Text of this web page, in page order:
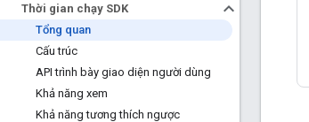
Thời gian chạy SDK
Tổng quan
Cấu trúc
API trình bày giao diện người dùng
Khả năng xem
Khả năng tương thích ngược